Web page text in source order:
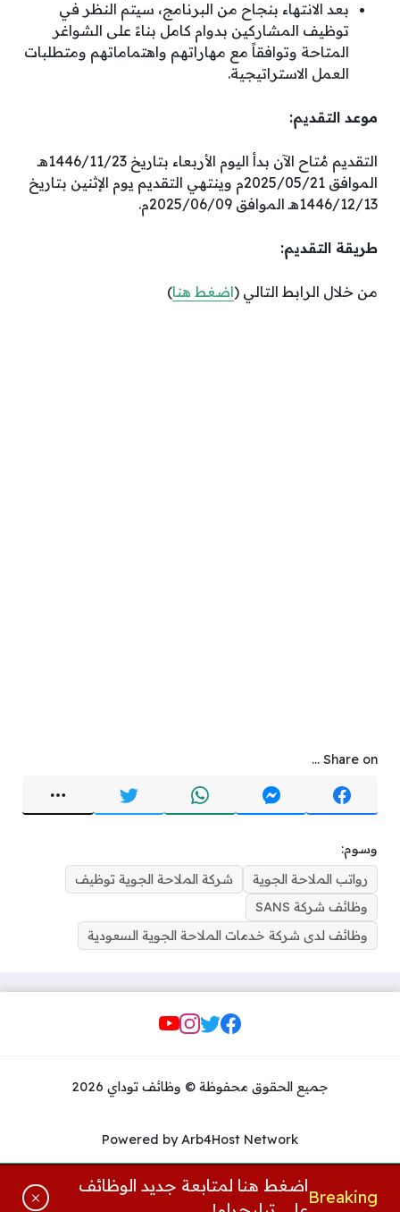
بعد الانتهاء بنجاح من البرنامج، سيتم النظر في
توظيف المشاركين بدوام كامل بناءً على الشواغر
المتاحة وتوافقاً مع مهاراتهم واهتماماتهم ومتطلبات
العمل الاستراتيجية.
موعد التقديم:
التقديم مُتاح الآن بدأ اليوم الأربعاء بتاريخ 1446/11/23هـ
الموافق 2025/05/21م وينتهي التقديم يوم الإثنين بتاريخ
1446/12/13هـ الموافق 2025/06/09م.
طريقة التقديم:
من خلال الرابط التالي (اضغط هنا)
Share on ...
وسوم:
رواتب الملاحة الجوية
شركة الملاحة الجوية توظيف
وظائف شركة SANS
وظائف لدى شركة خدمات الملاحة الجوية السعودية
Social Links
جميع الحقوق محفوظة © وظائف توداي 2026
Powered by Arb4Host Network
Breaking
اضغط هنا لمتابعة جديد الوظائف